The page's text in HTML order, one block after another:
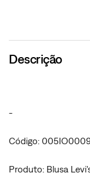
Descrição
-
Código:
Produto: Blusa